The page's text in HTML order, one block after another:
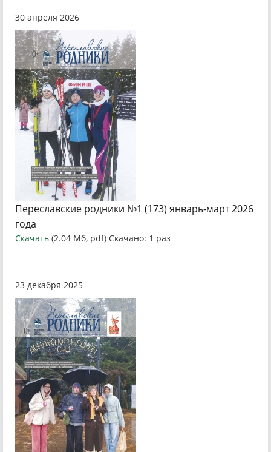
30 апреля 2026
Переславские родники №1 (173) январь-март 2026
года
Скачать (2.04 Мб, pdf) Скачано: 1 раз
23 декабря 2025